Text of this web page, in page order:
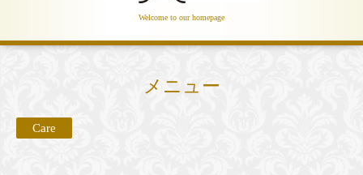
Welcome to our homepage
メニュー
Care